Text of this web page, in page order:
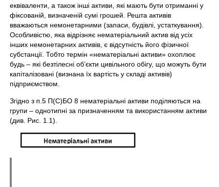
еквіваленти, а також інші активи, які мають бути отриманні у
фіксованій, визначеній сумі грошей. Решта активів
вважаються немонетарними (запаси, будівлі, устаткування).
Особливістю, яка відрізняє нематеріальний актив від усіх
інших немонетарних активів, є відсутність його фізичної
субстанції. Тобто термін «нематеріальні активи» охоплює
будь – які безтілесні об’єкти цивільного обігу, що можуть бути
капіталізовані (визнана їх вартість у складі активів)
підприємством.
Згідно з п.5 П(С)БО 8 нематеріальні активи поділяються на
групи – однотипні за призначенням та використанням активи
(див. Рис. 1.1).